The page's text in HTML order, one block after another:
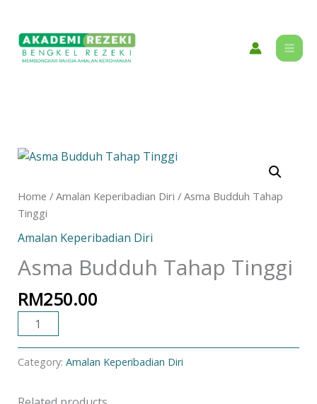
content
Home / Amalan Keperibadian Diri / Asma Budduh Tahap
Tinggi
Amalan Keperibadian Diri
Asma Budduh Tahap Tinggi
RM250.00
Asma
Tahap
Tinggi
quantity
Category: Amalan Keperibadian Diri